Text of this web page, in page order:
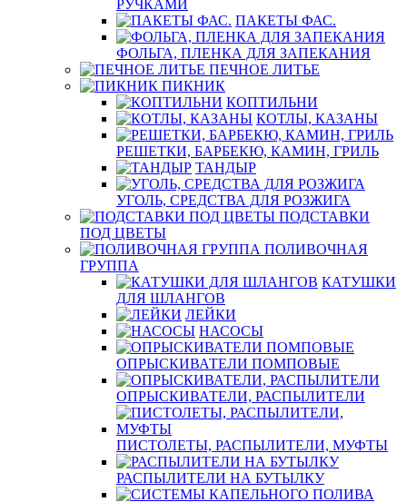
РУЧКАМИ
ПАКЕТЫ ФАС.
ФОЛЬГА, ПЛЕНКА ДЛЯ ЗАПЕКАНИЯ
ПЕЧНОЕ ЛИТЬЕ
ПИКНИК
КОПТИЛЬНИ
КОТЛЫ, КАЗАНЫ
РЕШЕТКИ, БАРБЕКЮ, КАМИН, ГРИЛЬ
ТАНДЫР
УГОЛЬ, СРЕДСТВА ДЛЯ РОЗЖИГА
ПОДСТАВКИ
ПОД ЦВЕТЫ
ПОЛИВОЧНАЯ
ГРУППА
КАТУШКИ
ДЛЯ ШЛАНГОВ
ЛЕЙКИ
НАСОСЫ
ОПРЫСКИВАТЕЛИ ПОМПОВЫЕ
ОПРЫСКИВАТЕЛИ, РАСПЫЛИТЕЛИ
ПИСТОЛЕТЫ, РАСПЫЛИТЕЛИ, МУФТЫ
РАСПЫЛИТЕЛИ НА БУТЫЛКУ